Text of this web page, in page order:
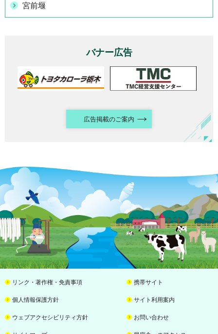
宮前堰
バナー広告
広告掲載のご案内
リンク・著作権・免責事項 携帯サイト
個人情報保護方針 サイト利用案内
ウェブアクセシビリティ方針 お問い合わせ